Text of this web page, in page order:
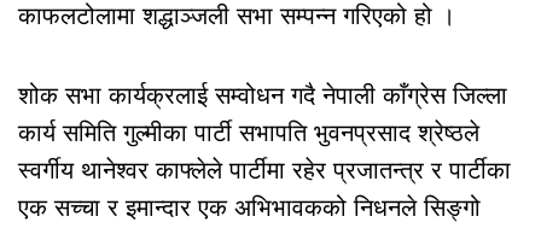
काफलटोलामा शद्धाञ्जली सभा सम्पन्न गरिएको हो ।
शोक सभा कार्यक्रलाई सम्वोधन गदै नेपाली काँग्रेस जिल्ला
कार्य समिति गुल्मीका पार्टी सभापति भुवनप्रसाद श्रेष्ठले
स्वर्गीय थानेश्वर काफ्लेले पार्टीमा रहेर प्रजातन्त्र र पार्टीका
एक सच्चा र इमान्दार एक अभिभावकको निधनले सिङ्गो